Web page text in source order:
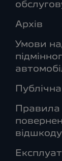
Архів
Умови
Правила